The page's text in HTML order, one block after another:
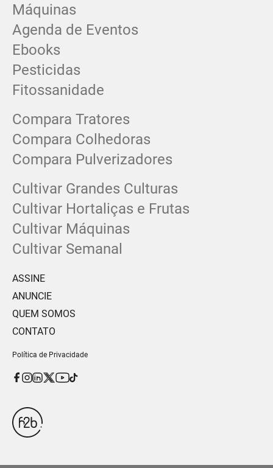
Máquinas
Agenda de Eventos
Ebooks
Pesticidas
Fitossanidade
Compara Tratores
Compara Colhedoras
Compara Pulverizadores
Cultivar Grandes Culturas
Cultivar Hortaliças e Frutas
Cultivar Máquinas
Cultivar Semanal
ASSINE
ANUNCIE
QUEM SOMOS
CONTATO
Política de Privacidade